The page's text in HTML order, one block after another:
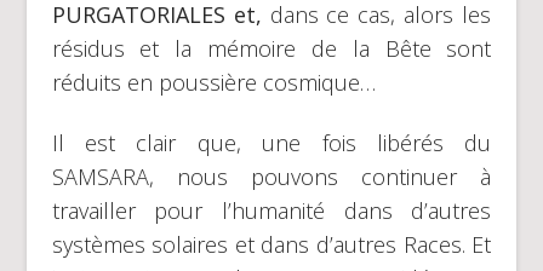
PURGATORIALES et, dans ce cas, alors les
résidus et la mémoire de la Bête sont
réduits en poussière cosmique…
Il est clair que, une fois libérés du
SAMSARA, nous pouvons continuer à
travailler pour l’humanité dans d’autres
systèmes solaires et dans d’autres Races. Et